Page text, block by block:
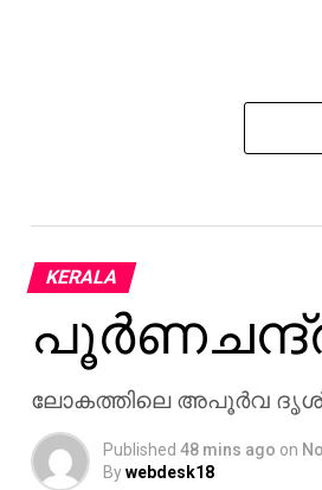
KERALA
ലോകത്തിലെ അപൂര്‍വ
Published 48 mins ago on
Bywebdesk18